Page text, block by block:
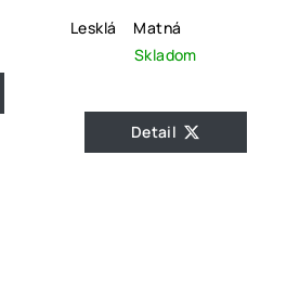
Lesklá
Matná
Skladom
Detail